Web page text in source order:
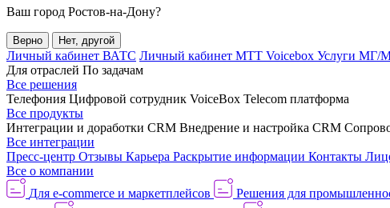
Ваш город Ростов-на-Дону?
Верно Нет, другой
Личный кабинет ВАТС Личный кабинет МТТ Voicebox Услуги МГ/
Для отраслей По задачам
Все решения
Телефония Цифровой сотрудник VoiceBox Telecom платформа
Все продукты
Интеграции и доработки CRM Внедрение и настройка CRM
Все интеграции
Пресс-центр Отзывы Карьера Раскрытие информации Контакты
Все о компании
Для e-commerce и маркетплейсов
Решения для